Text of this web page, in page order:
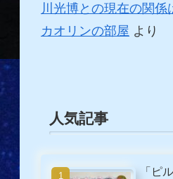
川光博との現在の関係
カオリンの部屋 より
人気記事
「ピ